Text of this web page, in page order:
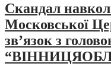
Скандал
Московської
зв’язок з